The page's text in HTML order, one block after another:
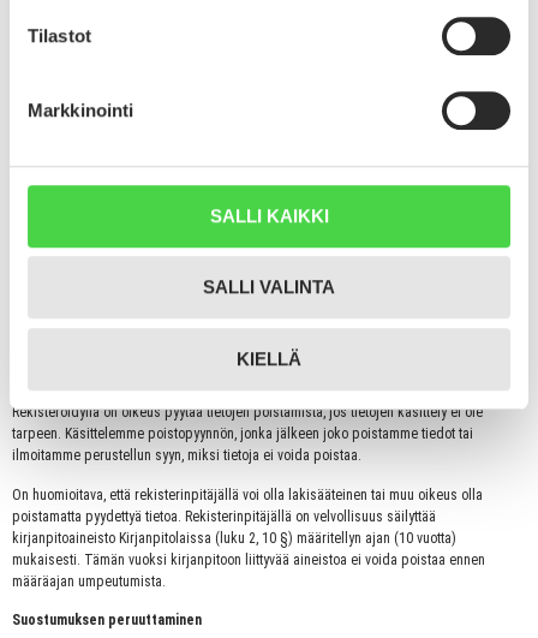
Tilastot
Markkinointi
SALLI KAIKKI
SALLI VALINTA
KIELLÄ
Tarkastusoikeus
Oikeus tietojen oikaisemiseen
käsitelty lainvastaisesti.
Rekisteröidyllä on oikeus kieltää tietojen käyttäminen suoramarkkinointiin.
Rekisteröidyllä on oikeus pyytää tietojen poistamista, jos tietojen käsittely ei ole
tarpeen. Käsittelemme poistopyynnön, jonka jälkeen joko poistamme tiedot tai
ilmoitamme perustellun syyn, miksi tietoja ei voida poistaa.
On huomioitava, että rekisterinpitäjällä voi olla lakisääteinen tai muu oikeus olla
poistamatta pyydettyä tietoa. Rekisterinpitäjällä on velvollisuus säilyttää
kirjanpitoaineisto Kirjanpitolaissa (luku 2, 10 §) määritellyn ajan (10 vuotta)
mukaisesti. Tämän vuoksi kirjanpitoon liittyvää aineistoa ei voida poistaa ennen
määräajan umpeutumista.
Suostumuksen peruuttaminen